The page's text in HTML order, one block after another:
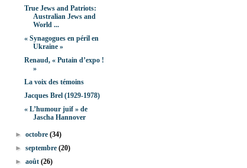
True Jews and Patriots:
Australian Jews and
World ...
« Synagogues en péril en
Ukraine »
Renaud, « Putain d’expo !
»
La voix des témoins
Jacques Brel (1929-1978)
« L’humour juif » de
Jascha Hannover
►octobre(34)
►septembre(20)
►août(26)